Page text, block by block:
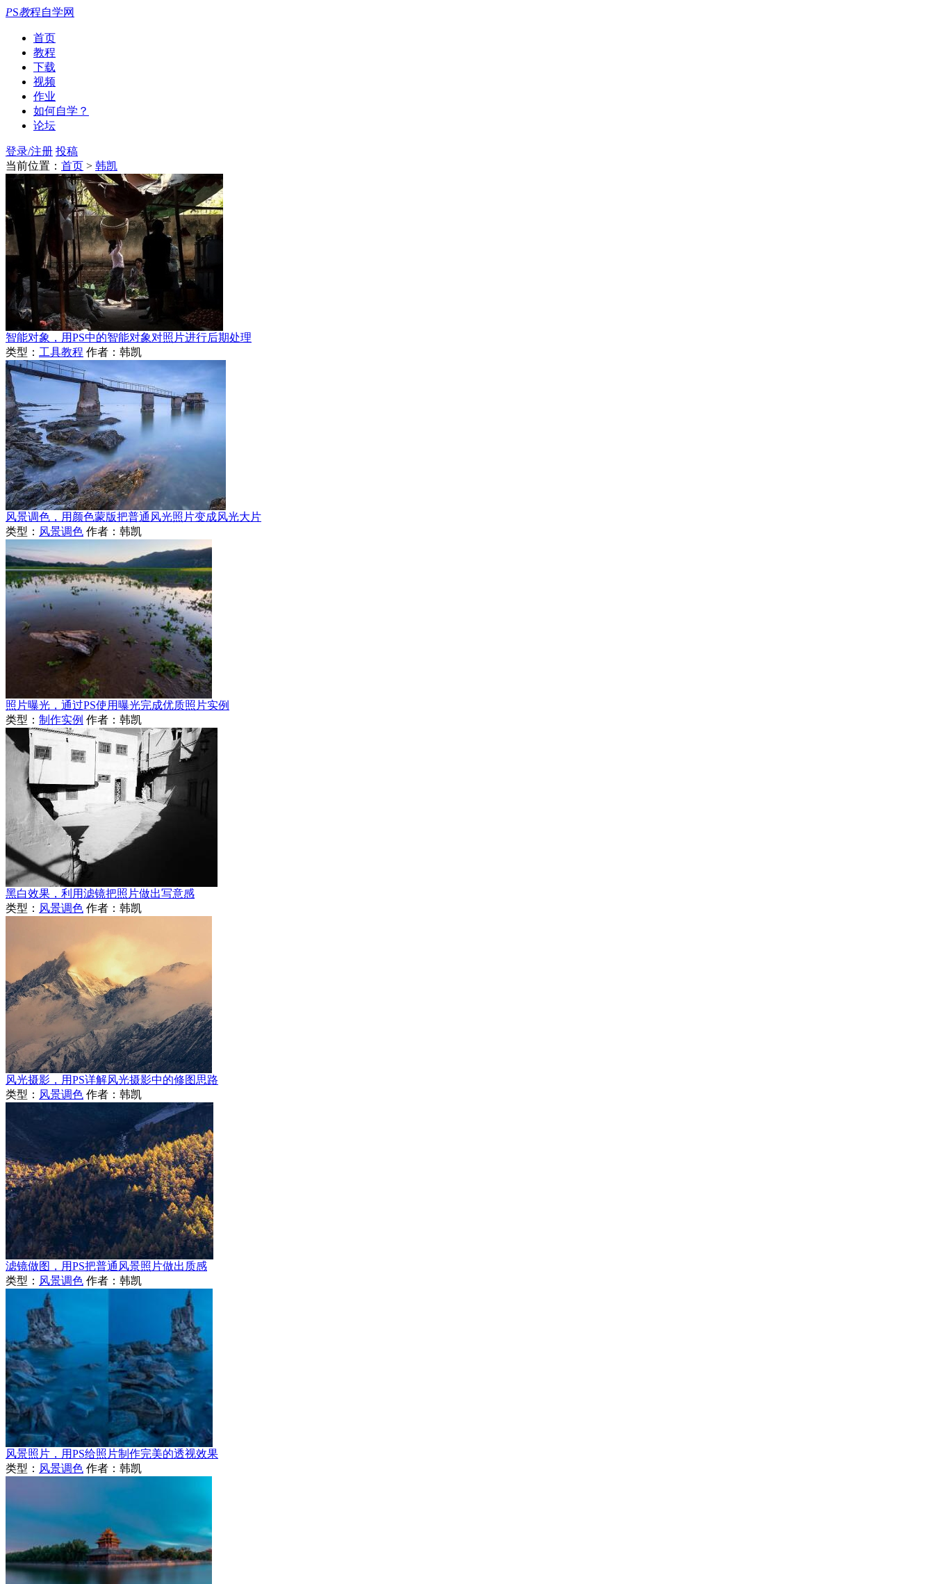
PS教程自学网
首页
教程
下载
视频
作业
如何自学？
论坛
登录/注册 投稿
当前位置： 首页 > 韩凯
智能对象，用PS中的智能对象对照片进行后期处理
类型： 工具教程 作者：韩凯
风景调色，用颜色蒙版把普通风光照片变成风光大片
类型： 风景调色 作者：韩凯
照片曝光，通过PS使用曝光完成优质照片实例
类型： 制作实例 作者：韩凯
黑白效果，利用滤镜把照片做出写意感
类型： 风景调色 作者：韩凯
风光摄影，用PS详解风光摄影中的修图思路
类型： 风景调色 作者：韩凯
滤镜做图，用PS把普通风景照片做出质感
类型： 风景调色 作者：韩凯
风景照片，用PS给照片制作完美的透视效果
类型： 风景调色 作者：韩凯